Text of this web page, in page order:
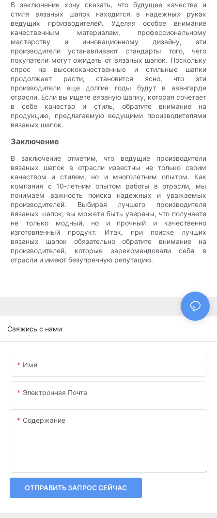
В заключение хочу сказать, что будущее качества и
стиля вязаных шапок находится в надежных руках
ведущих производителей. Уделяя особое внимание
качественным материалам, профессиональному
мастерству и инновационному дизайну, эти
производители устанавливают стандарты того, чего
покупатели могут ожидать от вязаных шапок. Поскольку
спрос на высококачественные и стильные шапки
продолжает расти, становится ясно, что эти
производители еще долгие годы будут в авангарде
отрасли. Если вы ищете вязаную шапку, которая сочетает
в себе качество и стиль, обратите внимание на
продукцию, предлагаемую ведущими производителями
вязаных шапок.
Заключение
В заключение отметим, что ведущие производители
вязаных шапок в отрасли известны не только своим
качеством и стилем, но и многолетним опытом. Как
компания с 10-летним опытом работы в отрасли, мы
понимаем важность поиска надежных и уважаемых
производителей. Выбирая лучшего производителя
вязаных шапок, вы можете быть уверены, что получаете
не только модный, но и прочный и качественно
изготовленный продукт. Итак, при поиске лучших
вязаных шапок обязательно обратите внимание на
производителей, которые зарекомендовали себя в
отрасли и имеют безупречную репутацию.
Свяжись с нами
Имя
Электронная Почта
Содержание
ОТПРАВИТЬ ЗАПРОС СЕЙЧАС